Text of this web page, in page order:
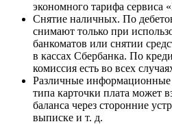
экономного тарифа сервиса
Снятие наличных. По
снимают только при
банкоматов или снятии
в кассах Сбербанка. По
комиссия есть во всех
Различные информационные
типа карточки плата может
баланса через сторонние
выписке и т. д.